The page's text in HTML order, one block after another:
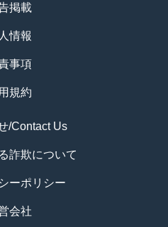
掲載
情報
事項
規約
/Contact Us
詐欺について
ーポリシー
会社